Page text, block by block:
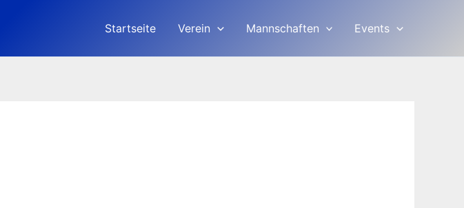
Startseite Verein Mannschaften Events